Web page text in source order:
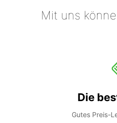
Mit uns
Die
Gutes Preis-